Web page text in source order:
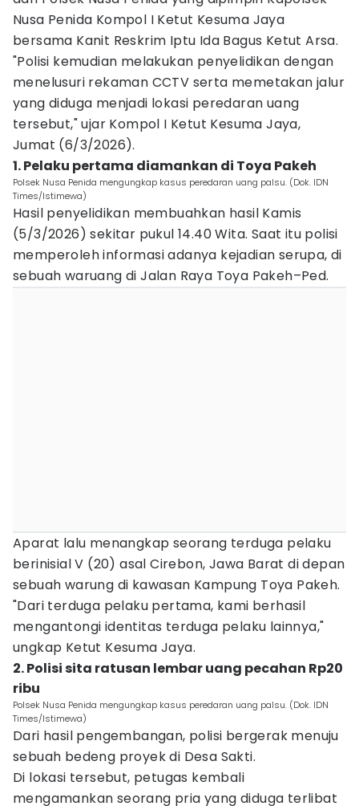
Nusa Penida Kompol I Ketut Kesuma Jaya
bersama Kanit Reskrim Iptu Ida Bagus Ketut Arsa.
"Polisi kemudian melakukan penyelidikan dengan
menelusuri rekaman CCTV serta memetakan jalur
yang diduga menjadi lokasi peredaran uang
tersebut," ujar Kompol I Ketut Kesuma Jaya,
Jumat (6/3/2026).
1. Pelaku pertama diamankan di Toya Pakeh
Polsek Nusa Penida mengungkap kasus peredaran uang palsu. (Dok. IDN
Times/Istimewa)
Hasil penyelidikan membuahkan hasil Kamis
(5/3/2026) sekitar pukul 14.40 Wita. Saat itu polisi
memperoleh informasi adanya kejadian serupa, di
sebuah waruang di Jalan Raya Toya Pakeh–Ped.
Aparat lalu menangkap seorang terduga pelaku
berinisial V (20) asal Cirebon, Jawa Barat di depan
sebuah warung di kawasan Kampung Toya Pakeh.
"Dari terduga pelaku pertama, kami berhasil
mengantongi identitas terduga pelaku lainnya,"
ungkap Ketut Kesuma Jaya.
2. Polisi sita ratusan lembar uang pecahan Rp20
ribu
Polsek Nusa Penida mengungkap kasus peredaran uang palsu. (Dok. IDN
Times/Istimewa)
Dari hasil pengembangan, polisi bergerak menuju
sebuah bedeng proyek di Desa Sakti.
Di lokasi tersebut, petugas kembali
mengamankan seorang pria yang diduga terlibat